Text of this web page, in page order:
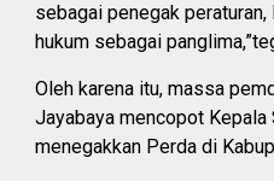
sebagai penegak
hukum sebagai
Oleh karena itu, massa
Jayabaya mencopot
menegakkan Perda di